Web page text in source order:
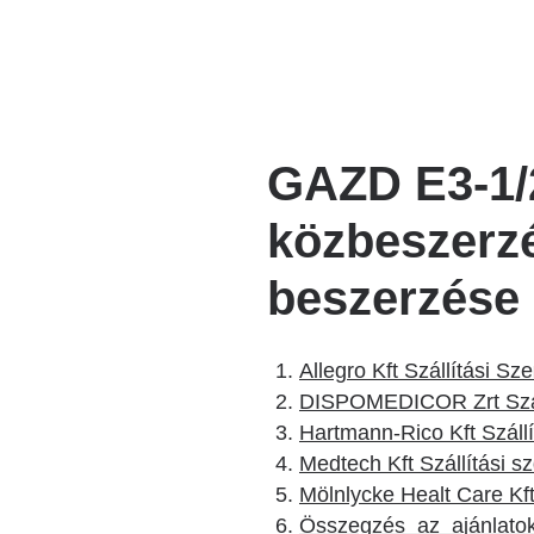
GAZD E3-
beszerzése
Allegro Kft Szállítási
DISPOMEDICOR Zrt
Hartmann-Rico Kft
Medtech Kft Szállítási
Mölnlycke Healt Care